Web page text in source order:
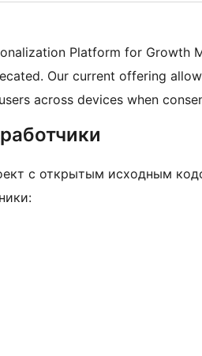
Platform for Growth
Our current offering
across devices when
с открытым исходным